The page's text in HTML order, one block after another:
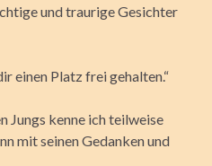
und traurige Gesichter
einen Platz frei gehalten.“
Jungs kenne ich teilweise
mit seinen Gedanken und